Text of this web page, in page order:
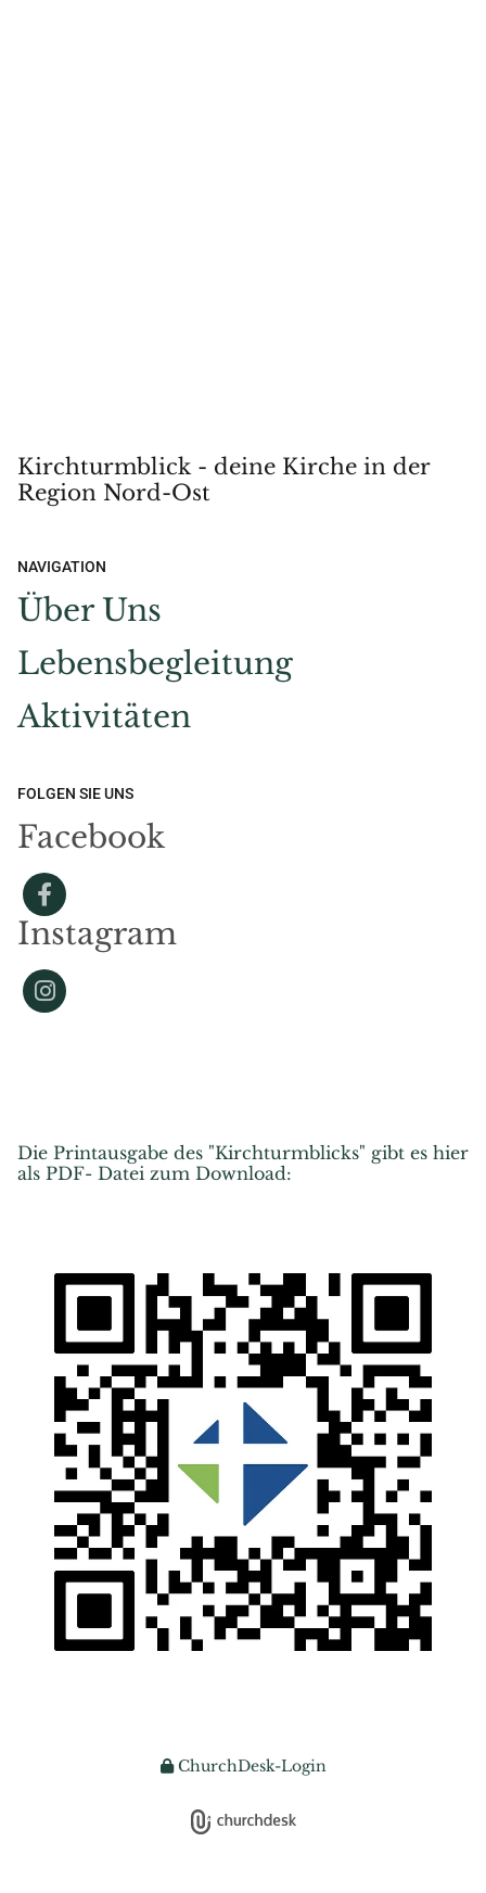
Kirchturmblick - deine Kirche in der
Region Nord-Ost
NAVIGATION
Über Uns
Lebensbegleitung
Aktivitäten
FOLGEN SIE UNS
Facebook
Instagram
Die Printausgabe des "Kirchturmblicks" gibt es hier
als PDF- Datei zum Download:
ChurchDesk-Login